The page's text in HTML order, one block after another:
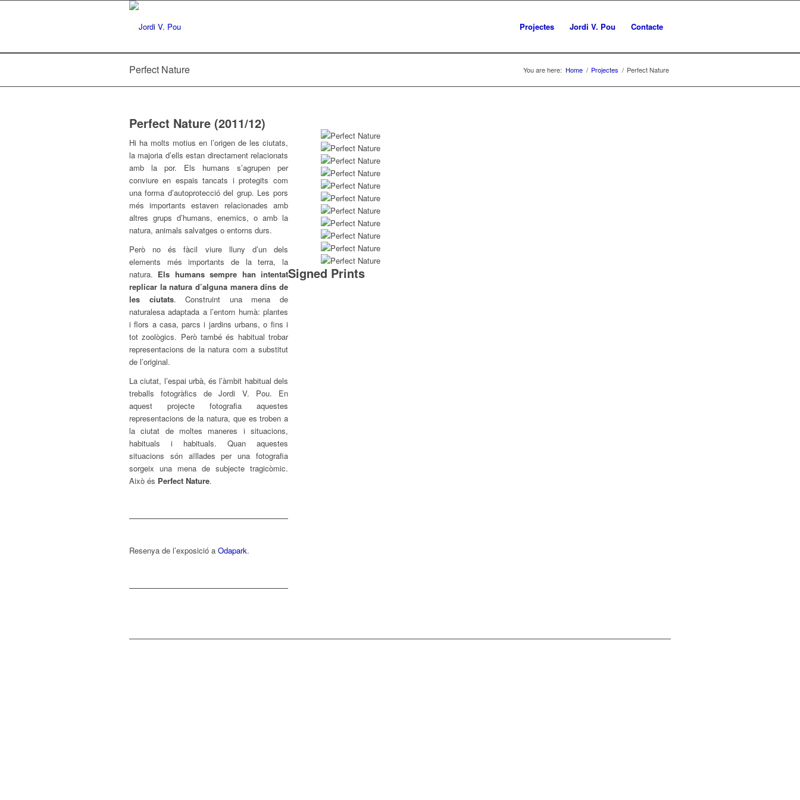
Projectes Jordi V. Pou Contacte
Perfect Nature You are here: Home / Projectes / Perfect Nature
Perfect Nature (2011/12)
Hi ha molts motius en l’origen de les ciutats,
la majoria d’ells estan directament relacionats
amb la por. Els humans s’agrupen per
conviure en espais tancats i protegits com
una forma d’autoprotecció del grup. Les pors
més importants estaven relacionades amb
altres grups d’humans, enemics, o amb la
natura, animals salvatges o entorns durs.
Però no és fàcil viure lluny d’un dels
elements més importants de la terra, la
natura. Els humans sempre han intentat
replicar la natura d’alguna manera dins de
les ciutats. Construint una mena de
naturalesa adaptada a l’entorn humà: plantes
i flors a casa, parcs i jardins urbans, o fins i
tot zoològics. Però també és habitual trobar
representacions de la natura com a substitut
de l’original.
La ciutat, l’espai urbà, és l’àmbit habitual dels
treballs fotogràfics de Jordi V. Pou. En
aquest projecte fotografia aquestes
representacions de la natura, que es troben a
la ciutat de moltes maneres i situacions,
habituals i habituals. Quan aquestes
situacions són aïllades per una fotografia
sorgeix una mena de subjecte tragicòmic.
Això és Perfect Nature.
Resenya de l’exposició a Odapark.
Signed Prints